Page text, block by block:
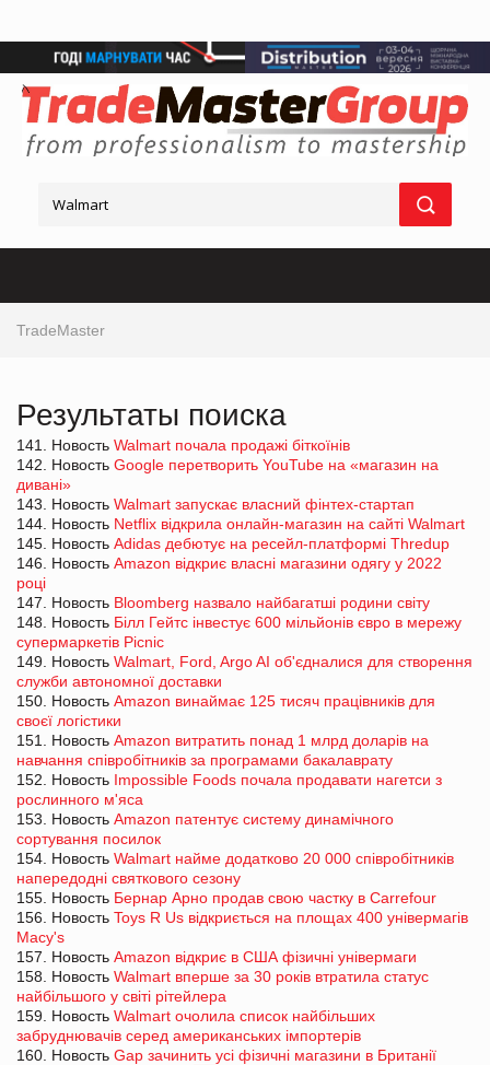
TradeMaster
Результаты поиска
141. Новость Walmart почала продажі біткоїнів
142. Новость Google перетворить YouTube на «магазин на
дивані»
143. Новость Walmart запускає власний фінтех-стартап
144. Новость Netflix відкрила онлайн-магазин на сайті Walmart
145. Новость Adidas дебютує на ресейл-платформі Thredup
146. Новость Amazon відкриє власні магазини одягу у 2022
році
147. Новость Bloomberg назвало найбагатші родини світу
148. Новость Білл Гейтс інвестує 600 мільйонів євро в мережу
супермаркетів Picnic
149. Новость Walmart, Ford, Argo AI об'єдналися для створення
служби автономної доставки
150. Новость Amazon винаймає 125 тисяч працівників для
своєї логістики
151. Новость Amazon витратить понад 1 млрд доларів на
навчання співробітників за програмами бакалаврату
152. Новость Impossible Foods почала продавати нагетси з
рослинного м'яса
153. Новость Amazon патентує систему динамічного
сортування посилок
154. Новость Walmart найме додатково 20 000 співробітників
напередодні святкового сезону
155. Новость Бернар Арно продав свою частку в Carrefour
156. Новость Toys R Us відкриється на площах 400 універмагів
Macy's
157. Новость Amazon відкриє в США фізичні універмаги
158. Новость Walmart вперше за 30 років втратила статус
найбільшого у світі рітейлера
159. Новость Walmart очолила список найбільших
забруднювачів серед американських імпортерів
160. Новость Gap зачинить усі фізичні магазини в Британії